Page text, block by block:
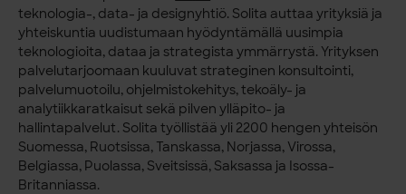
teknologia-, data- ja designyhtiö. Solita auttaa yrityksiä ja
yhteiskuntia uudistumaan hyödyntämällä uusimpia
teknologioita, dataa ja strategista ymmärrystä. Yrityksen
palvelutarjoomaan kuuluvat strateginen konsultointi,
palvelumuotoilu, ohjelmistokehitys, tekoäly- ja
analytiikkaratkaisut sekä pilven ylläpito- ja
hallintapalvelut. Solita työllistää yli 2200 hengen yhteisön
Suomessa, Ruotsissa, Tanskassa, Norjassa, Virossa,
Belgiassa, Puolassa, Sveitsissä, Saksassa ja Isossa-
Britanniassa.